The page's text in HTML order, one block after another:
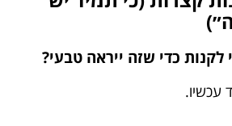
כדי שזה ייראה טבעי?
עכשיו.